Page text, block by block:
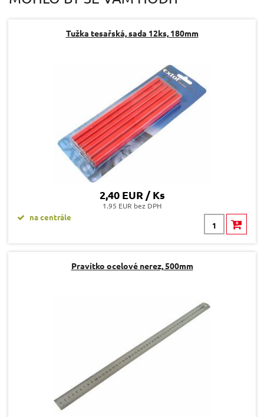
Tužka tesařská, sada 12ks, 180mm
2,40 EUR / Ks
1.95 EUR bez DPH
na centrále
Pravítko ocelové nerez, 500mm